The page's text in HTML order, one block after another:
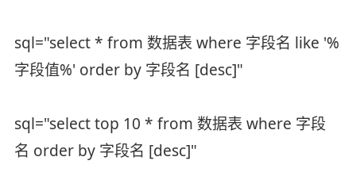
sql="select * from 数据表 where 字段名 like '%
字段值%' order by 字段名 [desc]"
sql="select top 10 * from 数据表 where 字段
名 order by 字段名 [desc]"